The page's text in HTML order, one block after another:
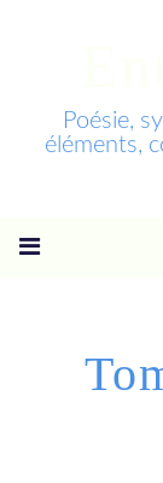
Poésie,
éléments,